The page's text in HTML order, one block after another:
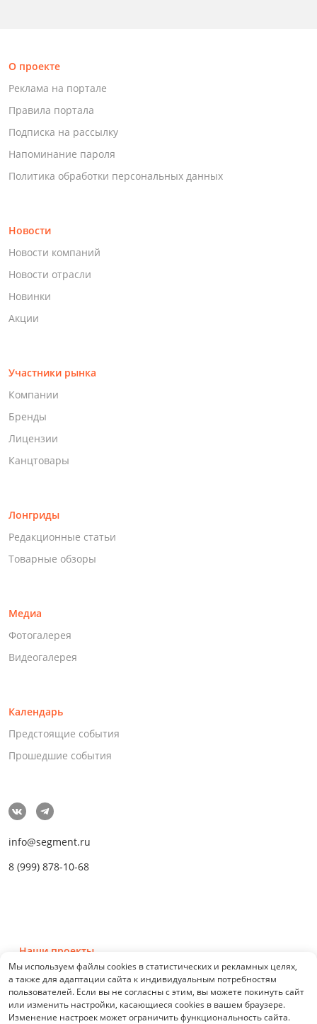
О проекте
Реклама на портале
Правила портала
Подписка на рассылку
Напоминание пароля
Политика обработки персональных данных
Новости
Новости компаний
Новости отрасли
Новинки
Акции
Участники рынка
Компании
Бренды
Лицензии
Канцтовары
Лонгриды
Редакционные статьи
Товарные обзоры
Медиа
Фотогалерея
Видеогалерея
Календарь
Предстоящие события
Прошедшие события
info@segment.ru
8 (999) 878-10-68
Наши проекты
Мы используем файлы cookies в статистических и рекламных целях,
а также для адаптации сайта к индивидуальным потребностям
пользователей. Если вы не согласны с этим, вы можете покинуть сайт
или изменить настройки, касающиеся cookies в вашем браузере.
Изменение настроек может ограничить функциональность сайта.